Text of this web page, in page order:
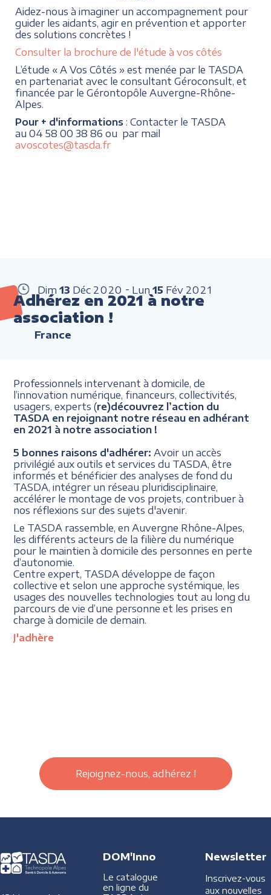
Aidez-nous à imaginer un accompagnement pour
guider les aidants, agir en prévention et apporter
des solutions concrètes !
Consulter la brochure de l'étude à vos côtés
L’étude « A Vos Côtés » est menée par le TASDA
en partenariat avec le consultant Géroconsult, et
financée par le Gérontopôle Auvergne-Rhône-
Alpes.
Pour + d'informations : Contacter le TASDA
au 04 58 00 38 86 ou par mail
avoscotes@tasda.fr
Dim 13 Déc 2020 Lun 15 Fév 2021
Adhérez en 2021 à notre
association !
France
Professionnels intervenant à domicile, de
l’innovation numérique, financeurs, collectivités,
usagers, experts (re)découvrez l’action du
TASDA en rejoignant notre réseau en adhérant
en 2021 à notre association !
5 bonnes raisons d'adhérer: Avoir un accès
privilégié aux outils et services du TASDA, être
informés et bénéficier des analyses de fond du
TASDA, intégrer un réseau pluridisciplinaire,
accélérer le montage de vos projets, contribuer à
nos réflexions sur des sujets d'avenir.
Le TASDA rassemble, en Auvergne Rhône-Alpes,
les différents acteurs de la filière du numérique
pour le maintien à domicile des personnes en perte
d’autonomie.
Centre expert, TASDA développe de façon
collective et selon une approche systémique, les
usages des nouvelles technologies tout au long du
parcours de vie d’une personne et les prises en
charge à domicile de demain.
J'adhère
Rejoignez-nous, adhérez !
DOM'Inno
Le catalogue
en ligne du
Newsletter
Inscrivez-vous
aux nouvelles